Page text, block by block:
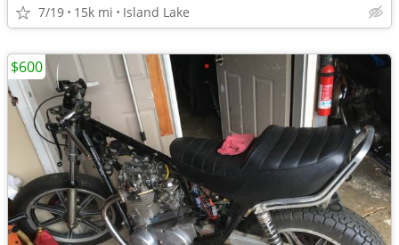
7/19 15k mi Island Lake
$600